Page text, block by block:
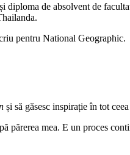
diploma de absolvent de
pentru National Geographic.
și să găsesc inspirație în tot
părerea mea. E un proces